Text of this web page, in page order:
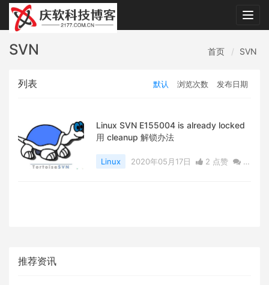
SVN 首页 SVN
列表 默认 浏览次数 发布日期
Linux SVN E155004 is already locked
用 cleanup 解锁办法
Linux 2020年05月17日 2 点赞
0
推荐资讯